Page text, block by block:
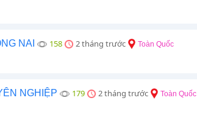
NAI 158 2 tháng trước Toàn Quốc
NGHIỆP 179 2 tháng trước Toàn Quốc